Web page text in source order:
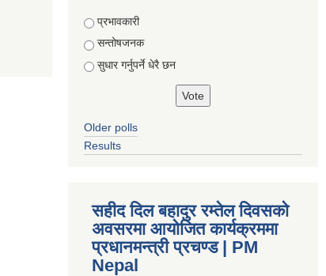
Choices
प्रभावकारी
सन्तोषजनक
सुधार गर्नुपर्ने धेरै छन
Older polls
Results
सहीद दिल बहादुर रम्तेल दिवसको
अवसरमा आयोजित कार्यक्रममा
प्रधानमन्त्री प्रचण्ड | PM
Nepal